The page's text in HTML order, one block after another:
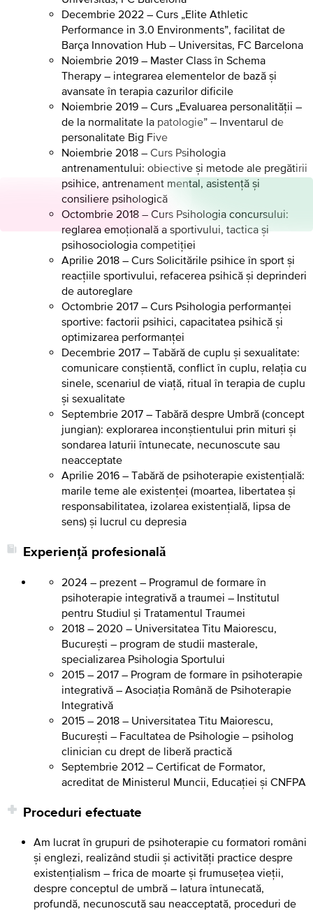
Decembrie 2022 – Curs „Elite Athletic
Performance in 3.0 Environments”, facilitat de
Barça Innovation Hub – Universitas, FC Barcelona
Noiembrie 2019 – Master Class în Schema
Therapy – integrarea elementelor de bază și
avansate în terapia cazurilor dificile
Noiembrie 2019 – Curs „Evaluarea personalității –
de la normalitate la patologie” – Inventarul de
personalitate Big Five
Noiembrie 2018 – Curs Psihologia
antrenamentului: obiective și metode ale pregătirii
psihice, antrenament mental, asistență și
consiliere psihologică
Octombrie 2018 – Curs Psihologia concursului:
reglarea emoțională a sportivului, tactica și
psihosociologia competiției
Aprilie 2018 – Curs Solicitările psihice în sport și
reacțiile sportivului, refacerea psihică și deprinderi
de autoreglare
Octombrie 2017 – Curs Psihologia performanței
sportive: factorii psihici, capacitatea psihică și
optimizarea performanței
Decembrie 2017 – Tabără de cuplu și sexualitate:
comunicare conștientă, conflict în cuplu, relația cu
sinele, scenariul de viață, ritual în terapia de cuplu
și sexualitate
Septembrie 2017 – Tabără despre Umbră (concept
jungian): explorarea inconștientului prin mituri și
sondarea laturii întunecate, necunoscute sau
neacceptate
Aprilie 2016 – Tabără de psihoterapie existențială:
marile teme ale existenței (moartea, libertatea și
responsabilitatea, izolarea existențială, lipsa de
sens) și lucrul cu depresia
Experiență profesională
2024 – prezent – Programul de formare în
psihoterapie integrativă a traumei – Institutul
pentru Studiul și Tratamentul Traumei
2018 – 2020 – Universitatea Titu Maiorescu,
București – program de studii masterale,
specializarea Psihologia Sportului
2015 – 2017 – Program de formare în psihoterapie
integrativă – Asociația Română de Psihoterapie
Integrativă
2015 – 2018 – Universitatea Titu Maiorescu,
București – Facultatea de Psihologie – psiholog
clinician cu drept de liberă practică
Septembrie 2012 – Certificat de Formator,
acreditat de Ministerul Muncii, Educației și CNFPA
Proceduri efectuate
Am lucrat în grupuri de psihoterapie cu formatori români
și englezi, realizând studii și activități practice despre
existențialism – frica de moarte și frumusețea vieții,
despre conceptul de umbră – latura întunecată,
profundă, necunoscută sau neacceptată, proceduri de